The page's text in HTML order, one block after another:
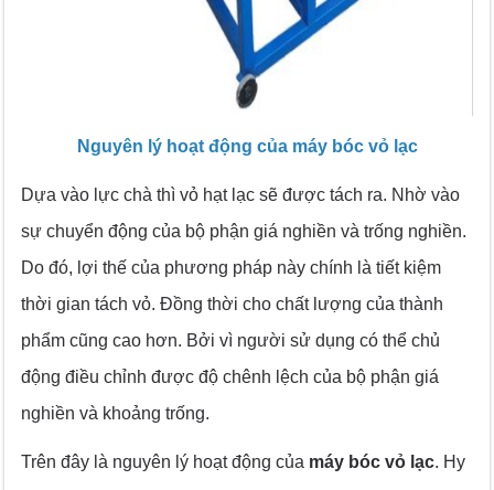
Nguyên lý hoạt động của máy bóc vỏ lạc
Dựa vào lực chà thì vỏ hạt lạc sẽ được tách ra. Nhờ vào
sự chuyển động của bộ phận giá nghiền và trống nghiền.
Do đó, lợi thế của phương pháp này chính là tiết kiệm
thời gian tách vỏ. Đồng thời cho chất lượng của thành
phẩm cũng cao hơn. Bởi vì người sử dụng có thể chủ
động điều chỉnh được độ chênh lệch của bộ phận giá
nghiền và khoảng trống.
Trên đây là nguyên lý hoạt động của máy bóc vỏ lạc. Hy